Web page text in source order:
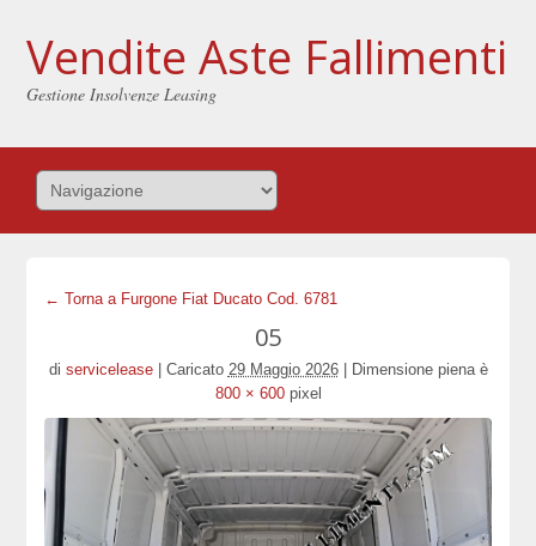
Vendite Aste Fallimenti
Gestione Insolvenze Leasing
← Torna a Furgone Fiat Ducato Cod. 6781
05
di servicelease Caricato 29 Maggio 2026
Dimensione piena è
800 × 600pixel